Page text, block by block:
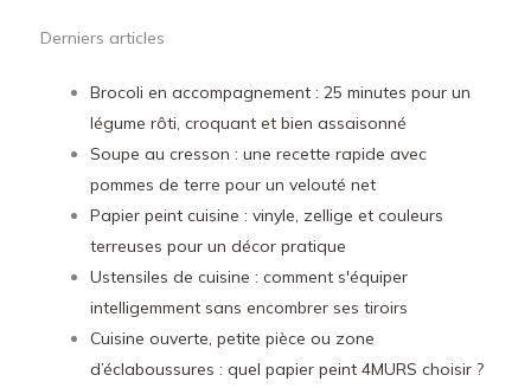
Derniers articles
Brocoli en accompagnement : 25 minutes pour un
légume rôti, croquant et bien assaisonné
Soupe au cresson : une recette rapide avec
pommes de terre pour un velouté net
Papier peint cuisine : vinyle, zellige et couleurs
terreuses pour un décor pratique
Ustensiles de cuisine : comment s'équiper
intelligemment sans encombrer ses tiroirs
Cuisine ouverte, petite pièce ou zone
d’éclaboussures : quel papier peint 4MURS choisir ?